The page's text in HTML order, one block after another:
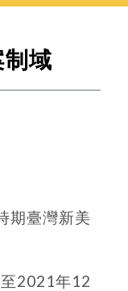
域
期臺灣新美
2021年12